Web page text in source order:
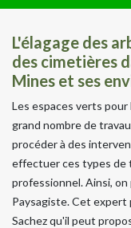
L'élagage des
des cimetières
Mines et ses
Les espaces verts
grand nombre de
procéder à des
effectuer ces types de
professionnel. Ainsi,
Paysagiste. Cet expert
Sachez qu'il peut